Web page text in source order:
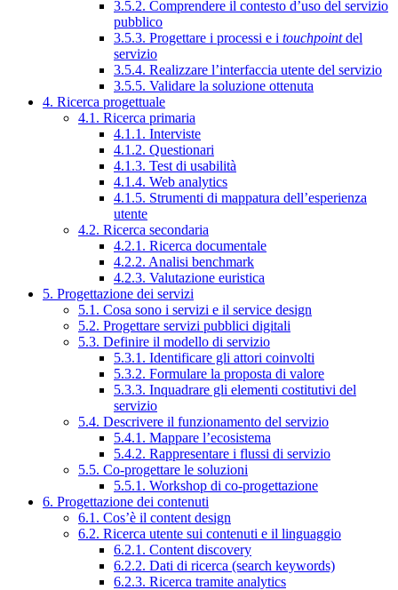
3.5.2. Comprendere il contesto d’uso del servizio
pubblico
3.5.3. Progettare i processi e i touchpointdel
servizio
3.5.4. Realizzare l’interfaccia utente del servizio
3.5.5. Validare la soluzione ottenuta
4. Ricerca progettuale
4.1. Ricerca primaria
4.1.1. Interviste
4.1.2. Questionari
4.1.3. Test di usabilità
4.1.4. Web analytics
4.1.5. Strumenti di mappatura dell’esperienza
utente
4.2. Ricerca secondaria
4.2.1. Ricerca documentale
4.2.2. Analisi benchmark
4.2.3. Valutazione euristica
5. Progettazione dei servizi
5.1. Cosa sono i servizi e il service design
5.2. Progettare servizi pubblici digitali
5.3. Definire il modello di servizio
5.3.1. Identificare gli attori coinvolti
5.3.2. Formulare la proposta di valore
5.3.3. Inquadrare gli elementi costitutivi del
servizio
5.4. Descrivere il funzionamento del servizio
5.4.1. Mappare l’ecosistema
5.4.2. Rappresentare i flussi di servizio
5.5. Co-progettare le soluzioni
5.5.1. Workshop di co-progettazione
6. Progettazione dei contenuti
6.1. Cos’è il content design
6.2. Ricerca utente sui contenuti e il linguaggio
6.2.1. Content discovery
6.2.2. Dati di ricerca (search keywords)
6.2.3. Ricerca tramite analytics